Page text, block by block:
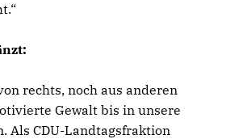
rechts, noch aus anderen
Gewalt bis in unsere
Als CDU-Landtagsfraktion